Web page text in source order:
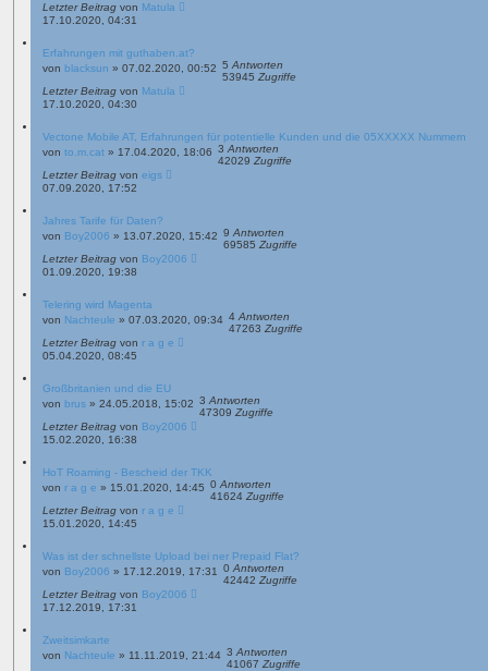
Letzter Beitrag von Matula
17.10.2020, 04:31
Erfahrungen mit guthaben.at?
von blacksun » 07.02.2020, 00:52 5 Antworten
53945 Zugriffe
Letzter Beitrag von Matula
17.10.2020, 04:30
Vectone Mobile AT, Erfahrungen für potentielle Kunden und die 05XXXXX Nummern
von to.m.cat » 17.04.2020, 18:06 3 Antworten
42029 Zugriffe
Letzter Beitrag von eigs
07.09.2020, 17:52
Jahres Tarife für Daten?
von Boy2006 » 13.07.2020, 15:42 9 Antworten
69585 Zugriffe
Letzter Beitrag von Boy2006
01.09.2020, 19:38
Telering wird Magenta
von Nachteule » 07.03.2020, 09:34 4 Antworten
47263 Zugriffe
Letzter Beitrag von r a g e
05.04.2020, 08:45
Großbritanien und die EU
von brus » 24.05.2018, 15:02 3 Antworten
47309 Zugriffe
Letzter Beitrag von Boy2006
15.02.2020, 16:38
HoT Roaming - Bescheid der TKK
von r a g e » 15.01.2020, 14:45 0 Antworten
41624 Zugriffe
Letzter Beitrag von r a g e
15.01.2020, 14:45
Was ist der schnellste Upload bei ner Prepaid Flat?
von Boy2006 » 17.12.2019, 17:31 0 Antworten
42442 Zugriffe
Letzter Beitrag von Boy2006
17.12.2019, 17:31
Zweitsimkarte
von Nachteule » 11.11.2019, 21:44 3 Antworten
41067 Zugriffe